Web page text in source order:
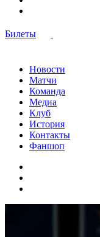
Билеты
Новости
Матчи
Команда
Медиа
Клуб
История
Контакты
Фаншоп